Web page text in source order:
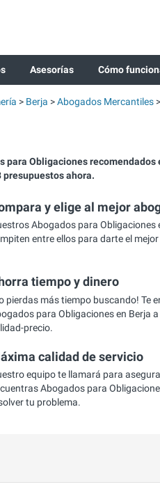
Asesorías Cómo
Berja Abogados Mercantiles
para Obligaciones recomendados
ahora.
y elige al mejor
Abogados para Obligaciones
entre ellos para darte el
tiempo y dinero
pierdas más tiempo buscando! Te
para Obligaciones en Berja
precio.
calidad de servicio
equipo te llamará para
Abogados para
tu problema.